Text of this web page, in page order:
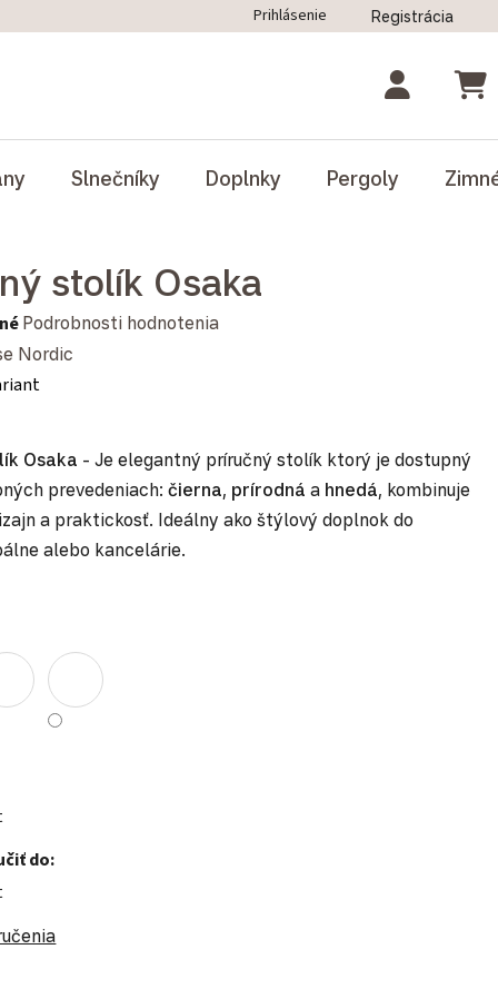
Odstúpenie od zmluvy
Prihlásenie Registrácia
Slnečníky Doplnky Pergoly
stolík Osaka
produktu je 0,0 z 5 hviezdičiek.
Podrobnosti hodnotenia
Nordic
Osaka - Je elegantný príručný stolík ktorý je dostupný
prevedeniach:čierna, prírodná a hnedá, kombinuje
a praktickosť. Ideálny ako štýlový doplnok do
alebo kancelárie.
do: